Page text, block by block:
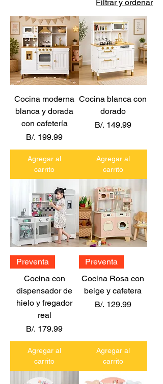
Filtrar y ordenar
Cocina moderna
blanca y dorada
con cafetería
Precio
B/. 199.99
Agregar al
carrito
Cocina blanca con
dorado
Precio
B/. 149.99
Agregar al
carrito
Preventa
Cocina con
dispensador de
hielo y fregador
real
Precio
B/. 179.99
Agregar al
carrito
Preventa
Cocina Rosa con
beige y cafetera
Precio
B/. 129.99
Agregar al
carrito